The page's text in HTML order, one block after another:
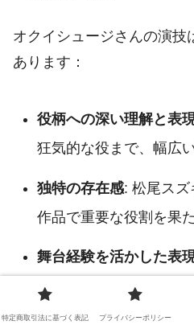
オクイシュージさんの演技
あります：
役柄への深い理解と表
狂気的な役まで、幅広
独特の存在感: 松尾スズ
作品で重要な役割を果
舞台経験を活かした表
験が、映像作品でも活
特定商取引法に基づく表記 プライバシーポリシー